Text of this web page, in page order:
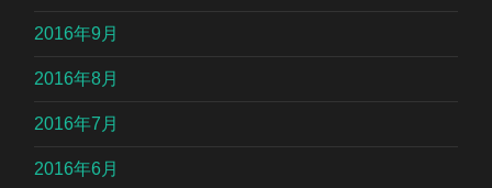
2016年9月
2016年8月
2016年7月
2016年6月